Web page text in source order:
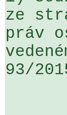
ze
práv
93/